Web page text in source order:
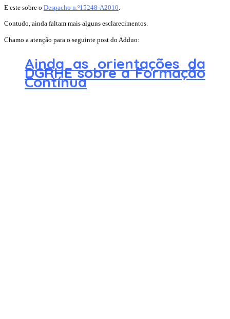
E este sobre o Despacho n.º15248-A2010.
Contudo, ainda faltam mais alguns esclarecimentos.
Chamo a atenção para o seguinte post do Adduo:
Ainda as orientações da
DGRHE sobre a Formação
Contínua